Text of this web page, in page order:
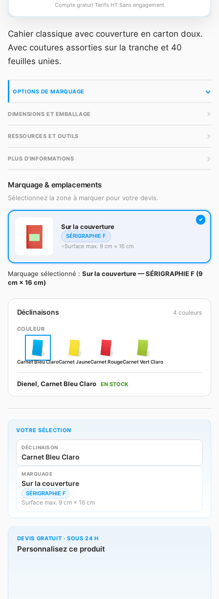
Compte gratuit·Tarifs HT·Sans engagement
Cahier classique avec couverture en carton doux.
Avec coutures assorties sur la tranche et 40
feuilles unies.
OPTIONS DE MARQUAGE
DIMENSIONS ET EMBALLAGE
RESSOURCES ET OUTILS
PLUS D'INFORMATIONS
Marquage & emplacements
Sélectionnez la zone à marquer pour votre devis.
Sur la couverture
SÉRIGRAPHIE F
Surface max. 9 cm × 16 cm
Marquage sélectionné : Sur la couverture — SÉRIGRAPHIE F (9
cm × 16 cm)
Déclinaisons 4 couleurs
COULEUR
Carnet Bleu ClaroCarnet JauneCarnet RougeCarnet Vert Claro
Dienel, Carnet Bleu Claro EN STOCK
VOTRE SÉLECTION
DÉCLINAISON
Carnet Bleu Claro
MARQUAGE
Sur la couverture
SÉRIGRAPHIE F
Surface max. 9 cm × 16 cm
DEVIS GRATUIT · SOUS 24 H
Personnalisez ce produit